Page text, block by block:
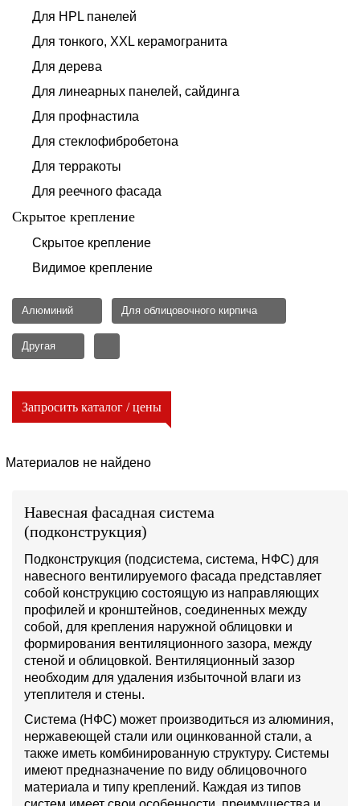
Для HPL панелей
Для тонкого, XXL керамогранита
Для дерева
Для линеарных панелей, сайдинга
Для профнастила
Для стеклофибробетона
Для терракоты
Для реечного фасада
Скрытое крепление
Скрытое крепление
Видимое крепление
Алюминий Для облицовочного кирпича
Другая
Запросить каталог / цены
Материалов не найдено
Навесная фасадная система
(подконструкция)
Подконструкция (подсистема, система, НФС) для
навесного вентилируемого фасада представляет
собой конструкцию состоящую из направляющих
профилей и кронштейнов, соединенных между
собой, для крепления наружной облицовки и
формирования вентиляционного зазора, между
стеной и облицовкой. Вентиляционный зазор
необходим для удаления избыточной влаги из
утеплителя и стены.
Система (НФС) может производиться из алюминия,
нержавеющей стали или оцинкованной стали, а
также иметь комбинированную структуру. Системы
имеют предназначение по виду облицовочного
материала и типу креплений. Каждая из типов